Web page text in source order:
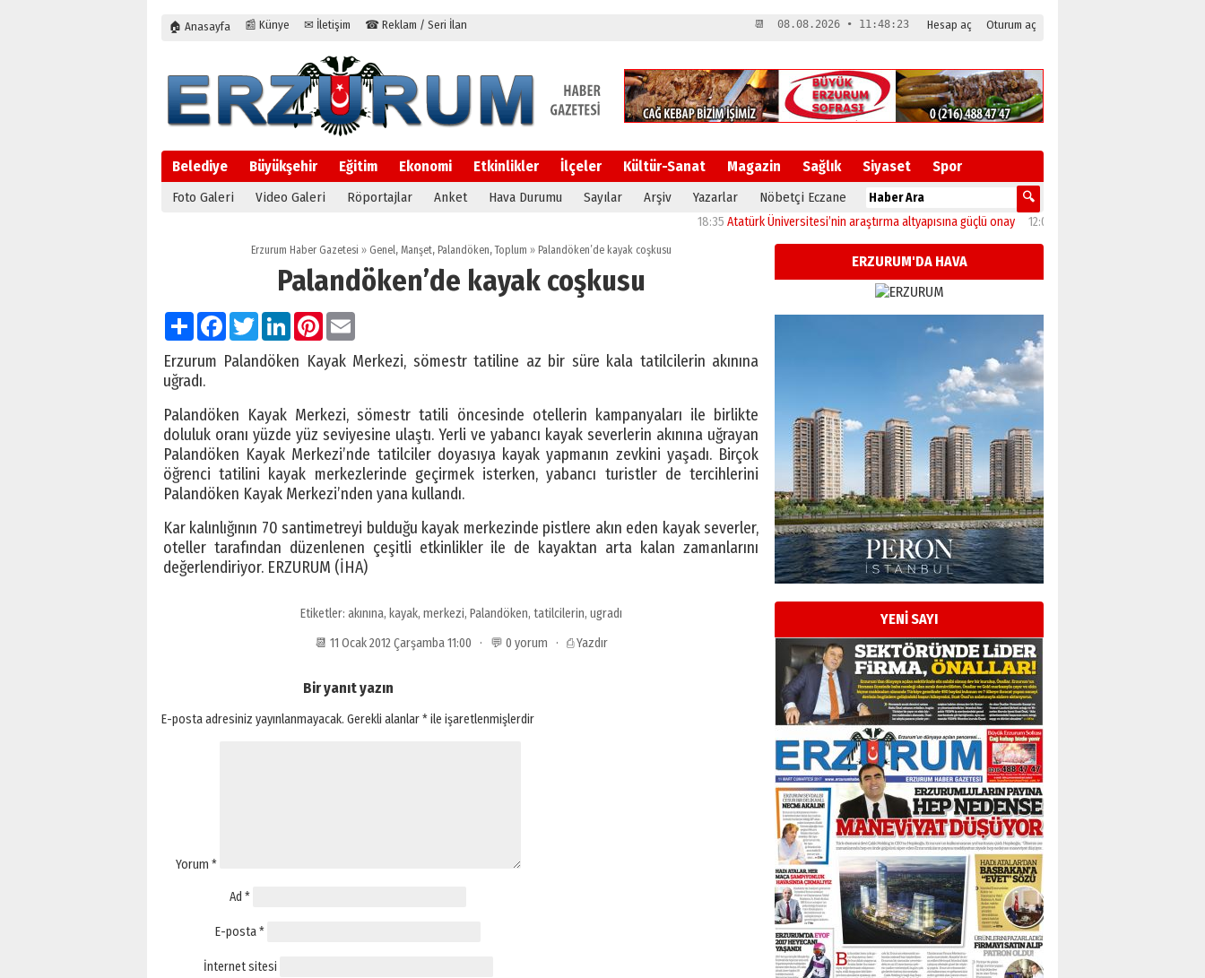
🏠 Anasayfa 📰 Künye ✉ İletişim ☎ Reklam / Seri İlan Hesap aç Oturum aç
📆 08.08.2026 • 11:48:24
Belediye Büyükşehir Eğitim Ekonomi Etkinlikler İlçeler Kültür-Sanat Magazin Sağlık Siyaset Spor
Foto Galeri Video Galeri Röportajlar Anket Hava Durumu Sayılar Arşiv Yazarlar Nöbetçi Eczane
Atatürk Üniversitesi’nin araştırma altyapısına güçlü onay 12:04 Oltu’da festival coşkusu konserle
Erzurum Haber Gazetesi » Genel, Manşet, Palandöken,Toplum »Palandöken’de kayak coşkusu
Palandöken’de kayak coşkusu
PaylaşFacebook
TwitterLinkedInPinterest
Erzurum Palandöken Kayak Merkezi, sömestr tatiline az bir süre kala tatilcilerin akınına
uğradı.
Palandöken Kayak Merkezi, sömestr tatili öncesinde otellerin kampanyaları ile birlikte
doluluk oranı yüzde yüz seviyesine ulaştı. Yerli ve yabancı kayak severlerin akınına uğrayan
Palandöken Kayak Merkezi’nde tatilciler doyasıya kayak yapmanın zevkini yaşadı. Birçok
öğrenci tatilini kayak merkezlerinde geçirmek isterken, yabancı turistler de tercihlerini
Palandöken Kayak Merkezi’nden yana kullandı.
Kar kalınlığının 70 santimetreyi bulduğu kayak merkezinde pistlere akın eden kayak severler,
oteller tarafından düzenlenen çeşitli etkinlikler ile de kayaktan arta kalan zamanlarını
değerlendiriyor. ERZURUM (İHA)
Etiketler: akınına, kayak, merkezi, Palandöken, tatilcilerin, ugradı
📆 11 Ocak 2012 Çarşamba 11:00 · 💬 0 yorum · ⎙ Yazdır
Bir yanıt yazın
E-posta adresiniz yayınlanmayacak. Gerekli alanlar*ile işaretlenmişlerdir
Yorum *
Ad *
E-posta*
İnternet sitesi
ERZURUM'DA HAVA
YENİ SAYI
Esat BİNDESEN
Başkan Sekmen’den Erzurum’a
bir vizyon proje daha!
02 Ağustos 2026 Pazar
Kadir SABUNCUOĞLU
Erzurumspor’un köşe taşları
29 Haziran 2026 Pazartesi
Kenan GÜLERCİ